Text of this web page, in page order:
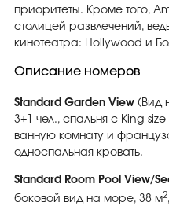
приоритеты. Кроме того,
столицей развлечений,
кинотеатра: Hollywood и
Описание номеров
Standard Garden View (Вид
3+1 чел., cпальня с King-
ванную комнату и
односпальная кровать.
Standard Room Pool View/
боковой вид на море, 38 м2